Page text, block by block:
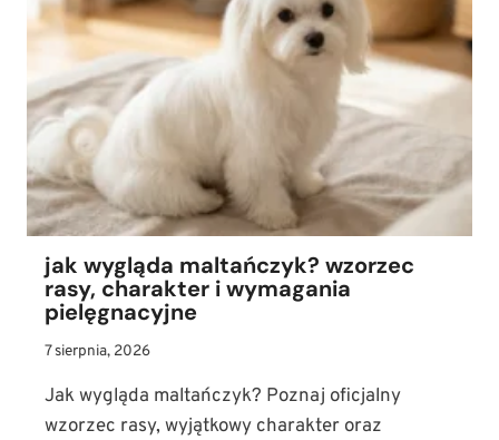
jak wygląda maltańczyk? wzorzec
rasy, charakter i wymagania
pielęgnacyjne
7 sierpnia, 2026
Jak wygląda maltańczyk? Poznaj oficjalny
wzorzec rasy, wyjątkowy charakter oraz